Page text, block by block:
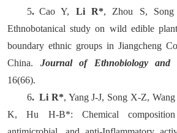
5. Cao Y, Li R*, Zhou S,
Ethnobotanical study on wild edible
boundary ethnic groups in Jiangcheng
China. Journal of Ethnobiology and
16(66).
6. Li R*, Yang J-J, Song X-Z,
K, Hu H-B*: Chemical